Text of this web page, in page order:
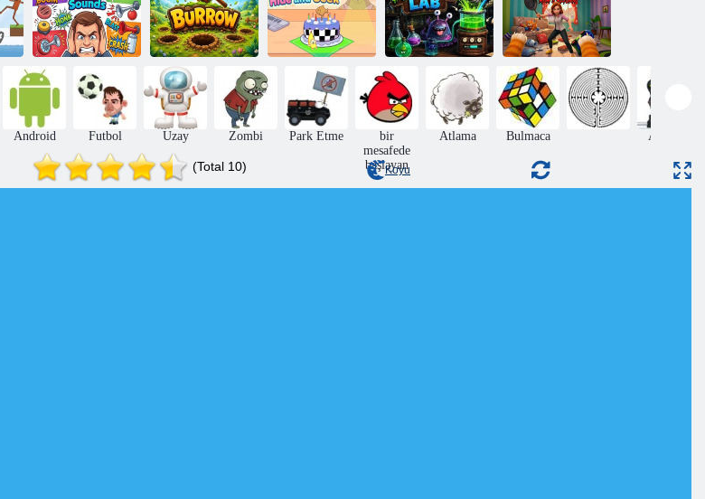
Yakalanma!
Tuvalete
Koşuşturma
Yarışı
Haaland'ın
Komik Yüzü
Tokat Sahur
Kötü Kedi
Şakacı Annenin
Dönüşü
Komik Şaka
Yuva
Kedi Kaçış:
Saklambaç
Canavarlar
Laboratuvarı:
Yemek Pişirme
Kötü Kedi
Şakacı -
Annemin
Dönüşü
Android Futbol Uzay Zombi Park Etme
bir
mesafede
başlayan
Atlama Bulmaca Aksiyon
(Total 10) Koyu